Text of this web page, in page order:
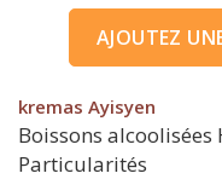
AJOUTEZ
kremas Ayisyen
Boissons alcoolisées
Particularités